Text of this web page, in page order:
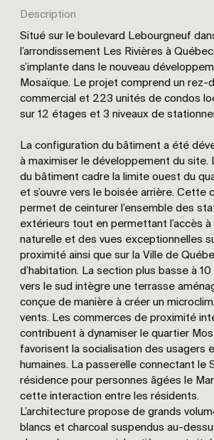
Description
Situé sur le boulevard Lebourgneuf
l’arrondissement Les Rivières à
s’implante dans le nouveau
Mosaïque. Le projet comprend un rez-
commercial et 223 unités de condos
sur 12 étages et 3 niveaux de
La configuration du bâtiment a été
à maximiser le développement du site.
du bâtiment cadre la limite ouest du
et s’ouvre vers le boisée arrière. Cette
permet de ceinturer l’ensemble des
extérieurs tout en permettant l’accès à
naturelle et des vues exceptionnelles
proximité ainsi que sur la Ville de
d’habitation. La section plus basse à
vers le sud intègre une terrasse
conçue de manière à créer un
vents. Les commerces de proximité
contribuent à dynamiser le quartier
favorisent la socialisation des usagers
humaines. La passerelle connectant le
résidence pour personnes âgées le
cette interaction entre les résidents.
L’architecture propose de grands
blancs et charcoal suspendus au-